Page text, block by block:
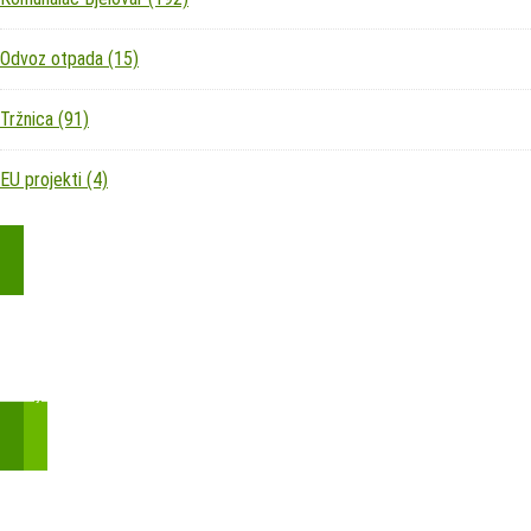
Odvoz otpada (15)
Tržnica (91)
EU projekti (4)